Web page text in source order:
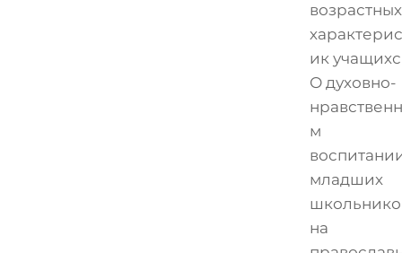
возрастных
ик
О духовно-
м
младших
на